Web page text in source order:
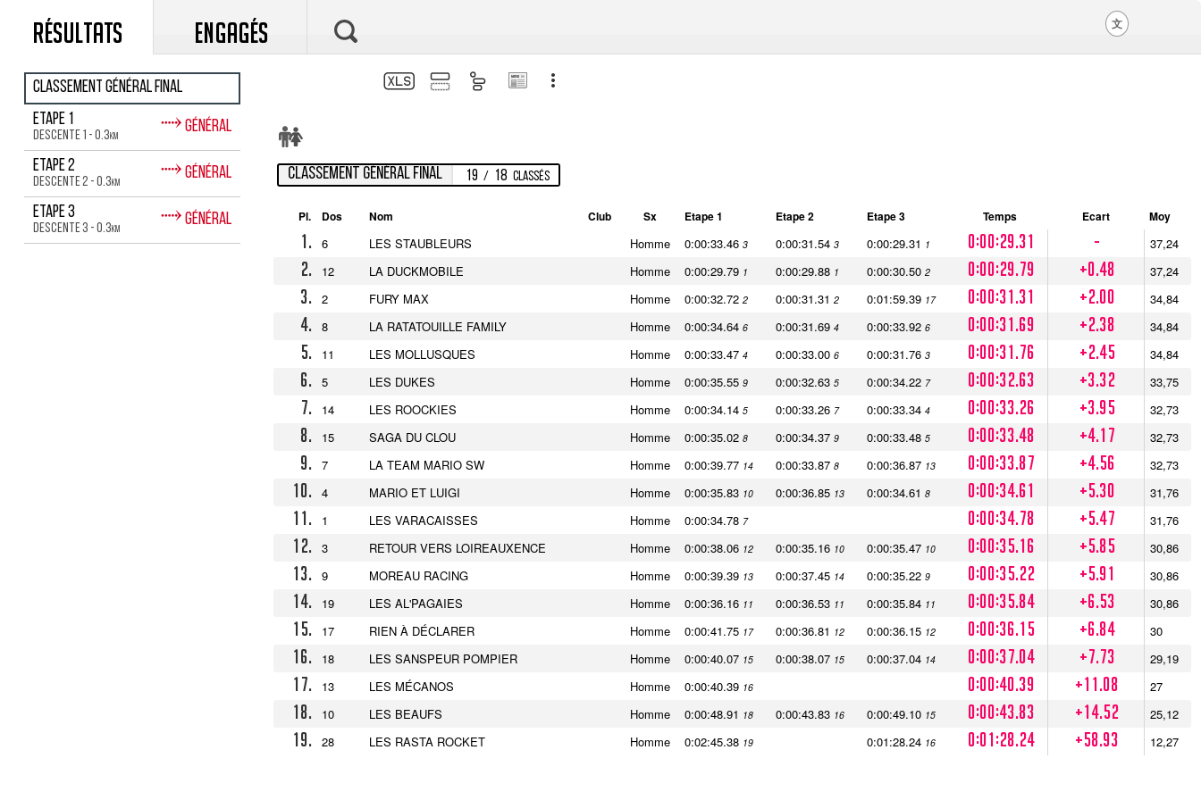
RÉSULTATS ENGAGÉS 文
Classement général final
Etape 1
Descente 1 - 0.3km ⤑ Général
Etape 2
Descente 2 - 0.3km ⤑ Général
Etape 3
Descente 3 - 0.3km ⤑ Général
Classement général final 19 / 18 Classés
Pl. Dos Nom Club Sx Etape 1 Etape 2 Etape 3 Temps Ecart Moy
1. 6 LES STAUBLEURS Homme 0:00:33.463 0:00:31.543 0:00:29.31 1 0:00:29.31 - 37,24
2. 12 LA DUCKMOBILE Homme 0:00:29.79 1 0:00:29.88 1 0:00:30.502 0:00:29.79 +0.48 37,24
3. 2 FURY MAX Homme 0:00:32.722 0:00:31.312 0:01:59.39 17 0:00:31.31 +2.00 34,84
4. 8 LA RATATOUILLE FAMILY Homme 0:00:34.646 0:00:31.694 0:00:33.926 0:00:31.69 +2.38 34,84
5. 11 LES MOLLUSQUES Homme 0:00:33.474 0:00:33.006 0:00:31.763 0:00:31.76 +2.45 34,84
6. 5 LES DUKES Homme 0:00:35.559 0:00:32.635 0:00:34.22 7 0:00:32.63 +3.32 33,75
7. 14 LES ROOCKIES Homme 0:00:34.145 0:00:33.26 7 0:00:33.344 0:00:33.26 +3.95 32,73
8. 15 SAGA DU CLOU Homme 0:00:35.028 0:00:34.379 0:00:33.485 0:00:33.48 +4.17 32,73
9. 7 LA TEAM MARIO SW Homme 0:00:39.77 14 0:00:33.878 0:00:36.87 13 0:00:33.87 +4.56 32,73
10. 4 MARIO ET LUIGI Homme 0:00:35.83 10 0:00:36.85 13 0:00:34.618 0:00:34.61 +5.30 31,76
11. 1 LES VARACAISSES Homme 0:00:34.78 7 0:00:34.78 +5.47 31,76
12. 3 RETOUR VERS LOIREAUXENCE Homme 0:00:38.06 12 0:00:35.16 10 0:00:35.47 10 0:00:35.16 +5.85 30,86
13. 9 MOREAU RACING Homme 0:00:39.39 13 0:00:37.45 14 0:00:35.229 0:00:35.22 +5.91 30,86
14. 19 LES AL'PAGAIES Homme 0:00:36.16 11 0:00:36.53 11 0:00:35.84 11 0:00:35.84 +6.53 30,86
15. 17 RIEN À DÉCLARER Homme 0:00:41.75 17 0:00:36.81 12 0:00:36.15 12 0:00:36.15 +6.84 30
16. 18 LES SANSPEUR POMPIER Homme 0:00:40.07 15 0:00:38.07 15 0:00:37.04 14 0:00:37.04 +7.73 29,19
17. 13 LES MÉCANOS Homme 0:00:40.39 16 0:00:40.39 +11.08 27
18. 10 LES BEAUFS Homme 0:00:48.91 18 0:00:43.83 16 0:00:49.10 15 0:00:43.83 +14.52 25,12
19. 28 LES RASTA ROCKET Homme 0:02:45.38 19 0:01:28.24 16 0:01:28.24 +58.93 12,27